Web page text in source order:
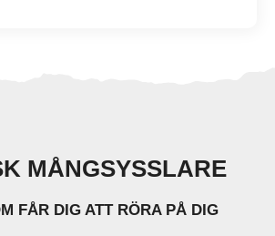
MÅNGSYSSLARE
FÅR DIG ATT RÖRA PÅ DIG